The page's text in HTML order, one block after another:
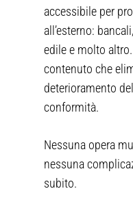
accessibile per
all’esterno:
edile e molto
contenuto che
deterioramento
conformità.
Nessuna opera
nessuna
subito.